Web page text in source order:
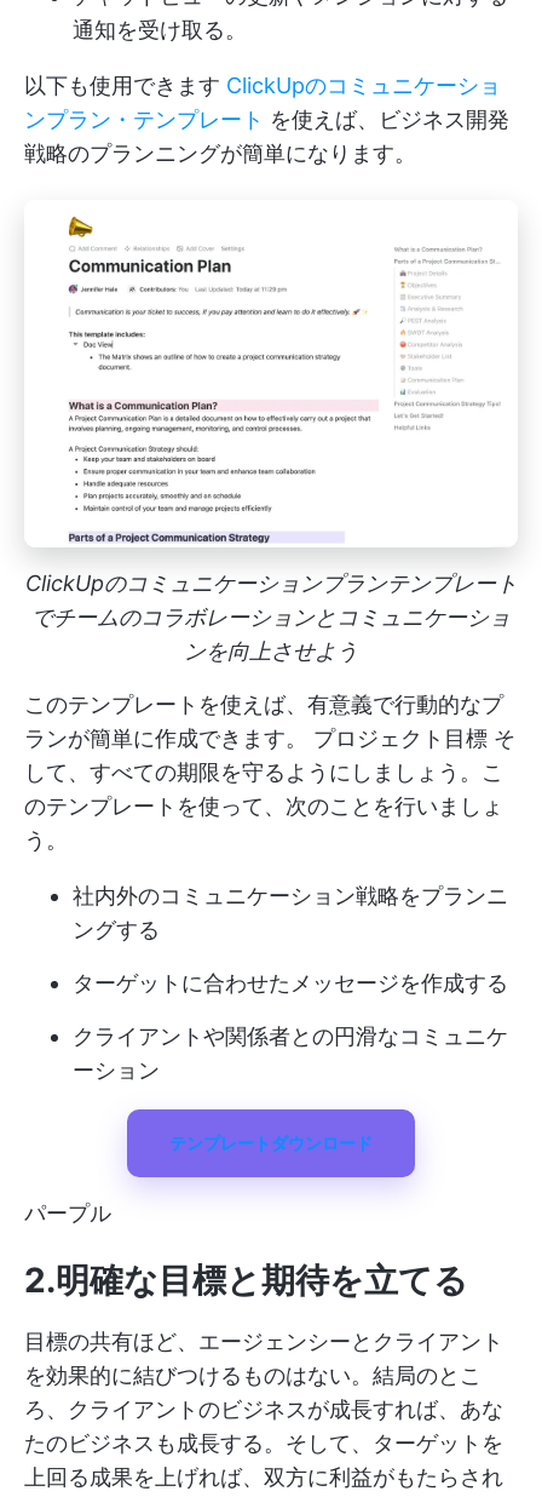
通知を受け取る。
以下も使用できます ClickUpのコミュニケーショ
ンプラン・テンプレート を使えば、ビジネス開発
戦略のプランニングが簡単になります。
ClickUpのコミュニケーションプランテンプレート
でチームのコラボレーションとコミュニケーショ
ンを向上させよう
このテンプレートを使えば、有意義で行動的なプ
ランが簡単に作成できます。 プロジェクト目標 そ
して、すべての期限を守るようにしましょう。こ
のテンプレートを使って、次のことを行いましょ
う。
社内外のコミュニケーション戦略をプランニ
ングする
ターゲットに合わせたメッセージを作成する
クライアントや関係者との円滑なコミュニケ
ーション
テンプレートダウンロード
パープル
2.明確な目標と期待を立てる
目標の共有ほど、エージェンシーとクライアント
を効果的に結びつけるものはない。結局のとこ
ろ、クライアントのビジネスが成長すれば、あな
たのビジネスも成長する。そして、ターゲットを
上回る成果を上げれば、双方に利益がもたらされ